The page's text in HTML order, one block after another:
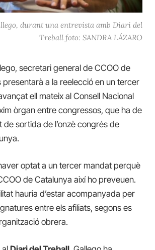
durant una entrevista amb Diari del
Treball foto: SANDRA LÁZARO
secretari general de CCOO de
presentarà a la reelecció en un tercer
ell mateix al Consell Nacional
òrgan entre congressos, que ha de
sortida de l’onzè congrés de
optat a un tercer mandat perquè
de Catalunya així ho preveuen.
hauria d’estar acompanyada per
entre els afiliats, segons es
obrera.